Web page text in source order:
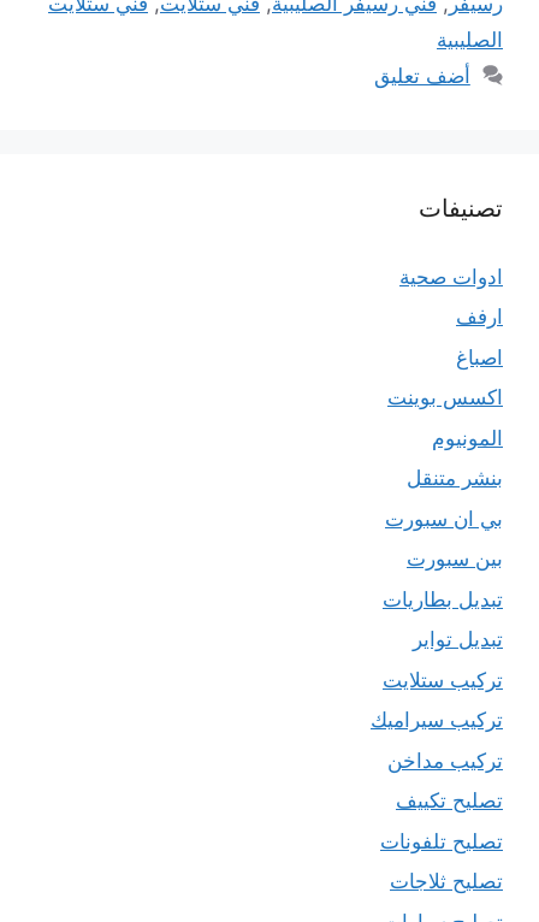
الصليبية
أضف تعليق
تصنيفات
ادوات صحية
ارفف
اصباغ
اكسس بوينت
المونيوم
بنشر متنقل
بي ان سبورت
بين سبورت
تبديل بطاريات
تبديل تواير
تركيب ستلايت
تركيب سيراميك
تركيب مداخن
تصليح تكييف
تصليح تلفونات
تصليح ثلاجات